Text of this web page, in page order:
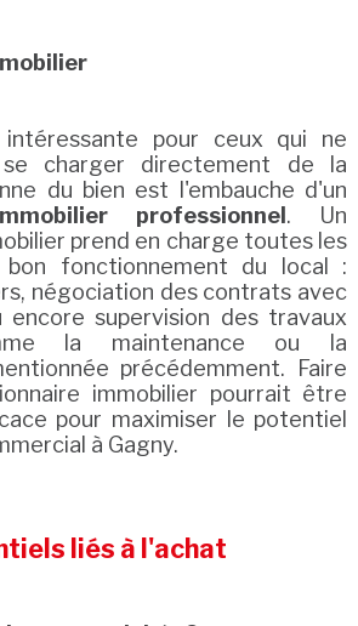
pour ceux qui ne
charger directement de la
du bien est l'embauche d'un
professionnel . Un
prend en charge toutes les
fonctionnement du local :
négociation des contrats avec
encore supervision des travaux
la maintenance ou la
précédemment. Faire
immobilier pourrait être
pour maximiser le potentiel
à Gagny.
liés à l'achat